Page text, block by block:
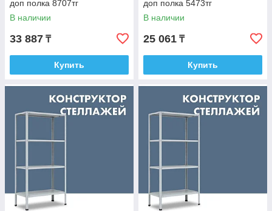
доп полка 8707тг
В наличии
33 887 ₸
Купить
доп полка 5473тг
В наличии
25 061 ₸
Купить